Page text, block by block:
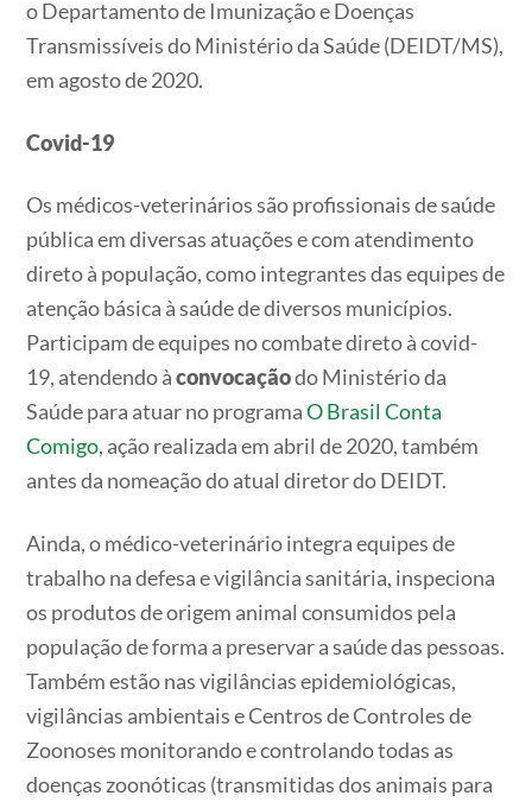
o Departamento de Imunização e Doenças
Transmissíveis do Ministério da Saúde (DEIDT/MS),
em agosto de 2020.
Covid-19
Os médicos-veterinários são profissionais de saúde
pública em diversas atuações e com atendimento
direto à população, como integrantes das equipes de
atenção básica à saúde de diversos municípios.
Participam de equipes no combate direto à covid-
19, atendendo àconvocaçãodo Ministério da
Saúde para atuar no programaO Brasil Conta
Comigo, ação realizada em abril de 2020, também
antes da nomeação do atual diretor do DEIDT.
Ainda, o médico-veterinário integra equipes de
trabalho na defesa e vigilância sanitária, inspeciona
os produtos de origem animal consumidos pela
população de forma a preservar a saúde das pessoas.
Também estão nas vigilâncias epidemiológicas,
vigilâncias ambientais e Centros de Controles de
Zoonoses monitorando e controlando todas as
doenças zoonóticas (transmitidas dos animais para